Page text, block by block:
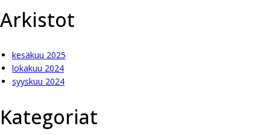
Arkistot
kesäkuu 2025
lokakuu 2024
syyskuu 2024
Kategoriat